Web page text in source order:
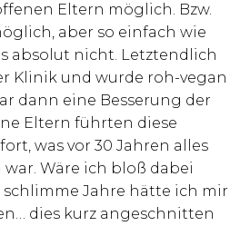
Eltern möglich. Bzw.
aber so einfach wie
absolut nicht. Letztendlich
Klinik und wurde roh-vegan
dann eine Besserung der
Eltern führten diese
was vor 30 Jahren alles
Wäre ich bloß dabei
Jahre hätte ich mir
dies kurz angeschnitten